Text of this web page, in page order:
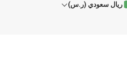
ريال سعودي (ر.س)